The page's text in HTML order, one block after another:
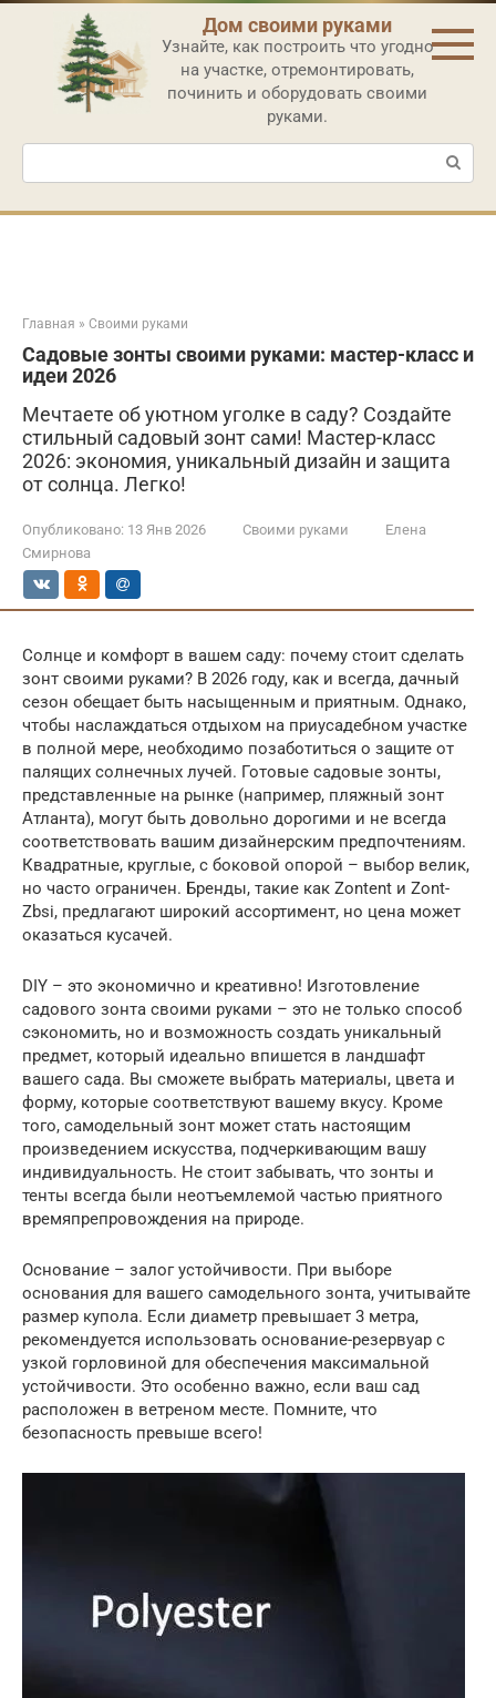
Перейти
контенту
Дом своими руками
Узнайте, как построить что угодно
на участке, отремонтировать,
починить и оборудовать своими
руками.
Поиск:
Главная » Своими руками
Садовые зонты своими руками: мастер-класс и
идеи 2026
Мечтаете об уютном уголке в саду? Создайте
стильный садовый зонт сами! Мастер-класс
2026: экономия, уникальный дизайн и защита
от солнца. Легко!
Опубликовано: 13 Янв 2026 Своими руками
Елена
Смирнова
Солнце и комфорт в вашем саду: почему стоит сделать
зонт своими руками? В 2026 году, как и всегда, дачный
сезон обещает быть насыщенным и приятным. Однако,
чтобы наслаждаться отдыхом на приусадебном участке
в полной мере, необходимо позаботиться о защите от
палящих солнечных лучей. Готовые садовые зонты,
представленные на рынке (например, пляжный зонт
Атланта), могут быть довольно дорогими и не всегда
соответствовать вашим дизайнерским предпочтениям.
Квадратные, круглые, с боковой опорой – выбор велик,
но часто ограничен. Бренды, такие как Zontent и Zont-
Zbsi, предлагают широкий ассортимент, но цена может
оказаться кусачей.
DIY – это экономично и креативно! Изготовление
садового зонта своими руками – это не только способ
сэкономить, но и возможность создать уникальный
предмет, который идеально впишется в ландшафт
вашего сада. Вы сможете выбрать материалы, цвета и
форму, которые соответствуют вашему вкусу. Кроме
того, самодельный зонт может стать настоящим
произведением искусства, подчеркивающим вашу
индивидуальность. Не стоит забывать, что зонты и
тенты всегда были неотъемлемой частью приятного
времяпрепровождения на природе.
Основание – залог устойчивости. При выборе
основания для вашего самодельного зонта, учитывайте
размер купола. Если диаметр превышает 3 метра,
рекомендуется использовать основание-резервуар с
узкой горловиной для обеспечения максимальной
устойчивости. Это особенно важно, если ваш сад
расположен в ветреном месте. Помните, что
безопасность превыше всего!